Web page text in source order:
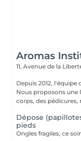
Aromas
11, Avenue de la
Depuis 2012,
Nous proposons une
corps, des pédicures,
Dépose
pieds